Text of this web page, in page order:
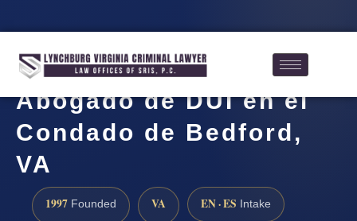
Abogado de DUI en el
Condado de Bedford,
VA
1997 Founded VA EN · ES Intake